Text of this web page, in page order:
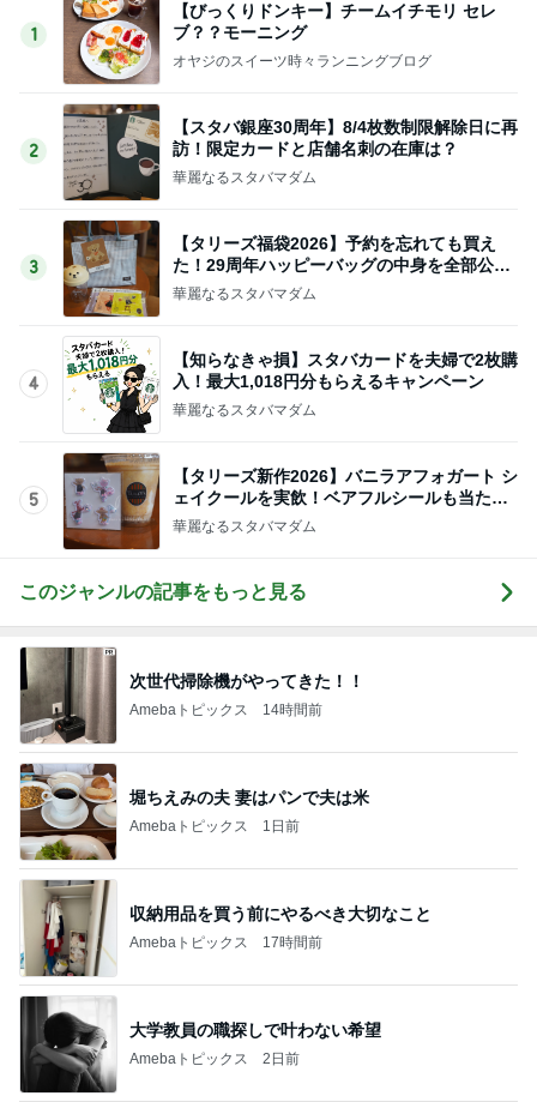
1
【びっくりドンキー】チームイチモリ セレ
ブ？？モーニング
オヤジのスイーツ時々ランニングブログ
2
【スタバ銀座30周年】8/4枚数制限解除日に再
訪！限定カードと店舗名刺の在庫は？
華麗なるスタバマダム
3
【タリーズ福袋2026】予約を忘れても買え
た！29周年ハッピーバッグの中身を全部公開
8/5～
華麗なるスタバマダム
4
【知らなきゃ損】スタバカードを夫婦で2枚購
入！最大1,018円分もらえるキャンペーン
華麗なるスタバマダム
5
【タリーズ新作2026】バニラアフォガート シ
ェイクールを実飲！ベアフルシールも当たっ
た！
華麗なるスタバマダム
このジャンルの記事をもっと見る
次世代掃除機がやってきた！！
Amebaトピックス 14時間前
堀ちえみの夫 妻はパンで夫は米
Amebaトピックス 1日前
収納用品を買う前にやるべき大切なこと
Amebaトピックス 17時間前
大学教員の職探しで叶わない希望
Amebaトピックス 2日前